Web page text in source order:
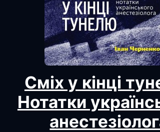
Сміх у кінці
Нотатки